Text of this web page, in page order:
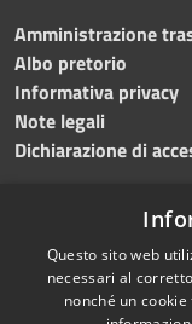
Amministrazione
Albo pretorio
Informativa privacy
Note legali
Dichiarazione di
RSS
Accessibilità
Questo sito web
necessari al
nonché un